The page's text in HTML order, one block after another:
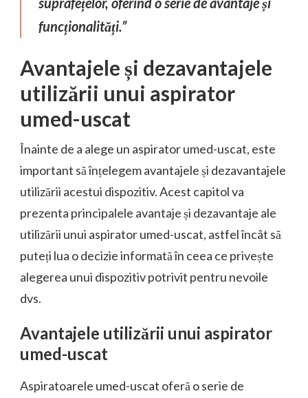
funcționalități.”
Avantajele și dezavantajele
utilizării unui aspirator
umed-uscat
Înainte de a alege un aspirator umed-uscat, este
important să înțelegem avantajele și dezavantajele
utilizării acestui dispozitiv. Acest capitol va
prezenta principalele avantaje și dezavantaje ale
utilizării unui aspirator umed-uscat, astfel încât să
puteți lua o decizie informată în ceea ce privește
alegerea unui dispozitiv potrivit pentru nevoile
dvs.
Avantajele utilizării unui aspirator
umed-uscat
Aspiratoarele umed-uscat oferă o serie de